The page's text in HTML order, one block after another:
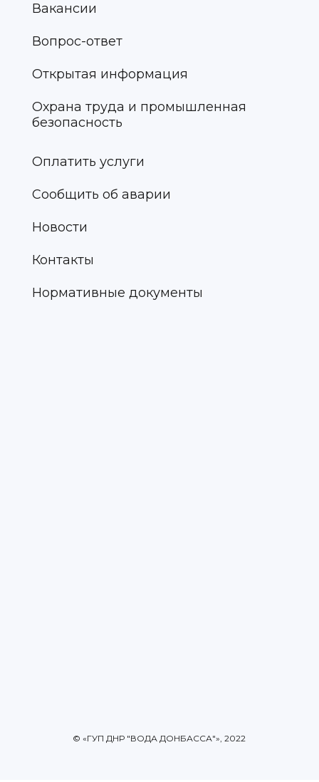
Вакансии
Вопрос-ответ
Открытая информация
Охрана труда и промышленная
безопасность
Оплатить услуги
Сообщить об аварии
Новости
Контакты
Нормативные документы
© «ГУП ДНР "ВОДА ДОНБАССА"», 2022